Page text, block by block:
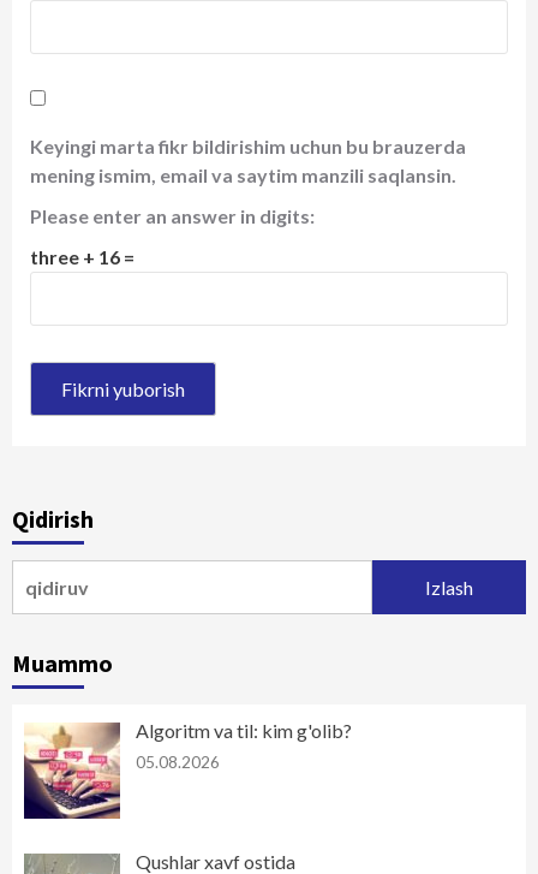
Keyingi marta fikr bildirishim uchun bu brauzerda
mening ismim, email va saytim manzili saqlansin.
Please enter an answer in digits:
three + 16 =
Qidirish
Muammo
Algoritm va til: kim g'olib?
05.08.2026
Qushlar xavf ostida